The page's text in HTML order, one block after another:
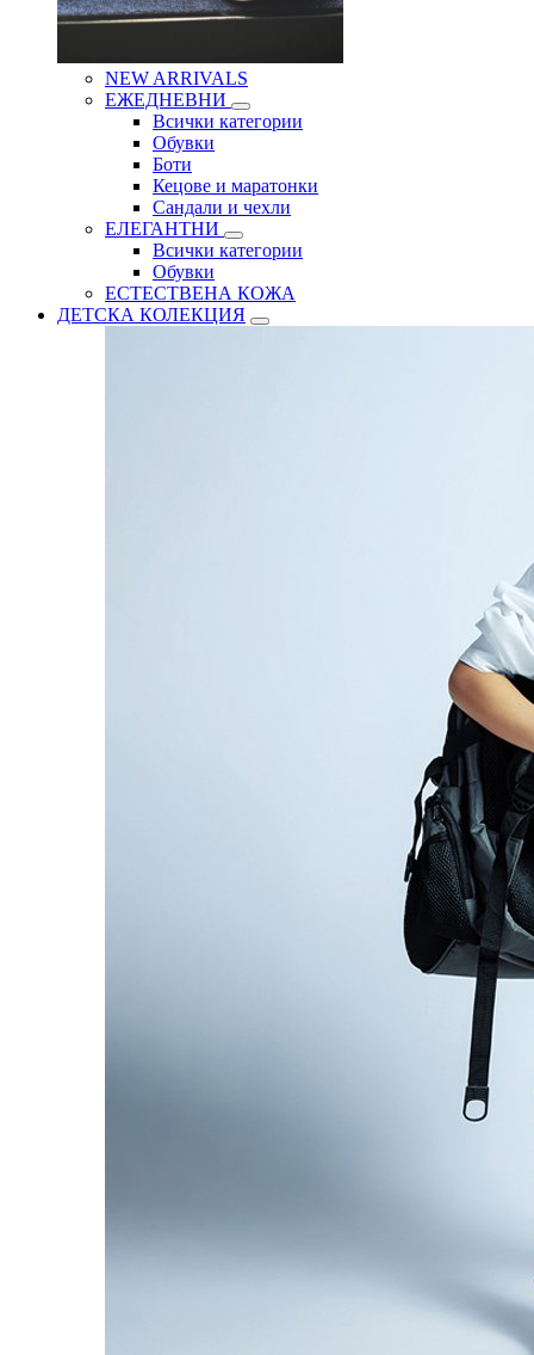
NEW ARRIVALS
ЕЖЕДНЕВНИ
Всички категории
Обувки
Боти
Кецове и маратонки
Сандали и чехли
ЕЛЕГАНТНИ
Всички категории
Обувки
ЕСТЕСТВЕНА КОЖА
ДЕТСКА КОЛЕКЦИЯ